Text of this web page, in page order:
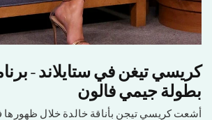
كريسي تيغن في ستايلاند -
بطولة جيمي فالون
أشعت كريسي تيجن بأناقة خالدة خلال ظهورها